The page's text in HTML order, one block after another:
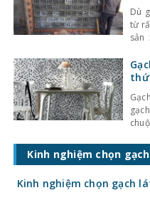
Dù
từ
sản
văn
các
Kinh nghiệm chọn
Kinh nghiệm chọn gạch